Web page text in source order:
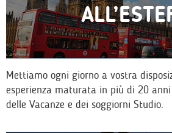
Mettiamo ogni giorno a vostra
esperienza maturata in più di 20
delle Vacanze e dei soggiorni Studio.